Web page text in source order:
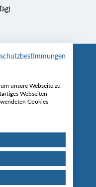
Lawinenlage
unsere Webseite zu
Webseiten-
Cookies